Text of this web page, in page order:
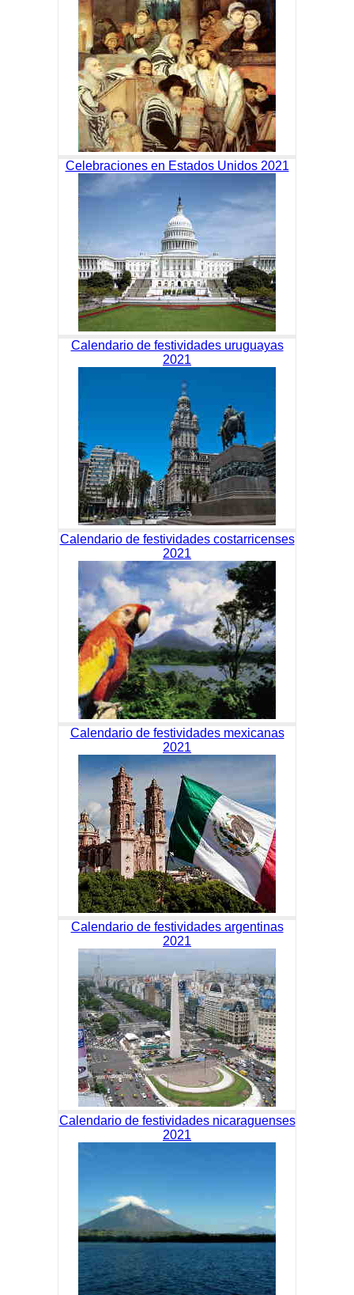
Celebraciones en Estados Unidos 2021
Calendario de festividades uruguayas
2021
Calendario de festividades costarricenses
2021
Calendario de festividades mexicanas
2021
Calendario de festividades argentinas
2021
Calendario de festividades nicaraguenses
2021